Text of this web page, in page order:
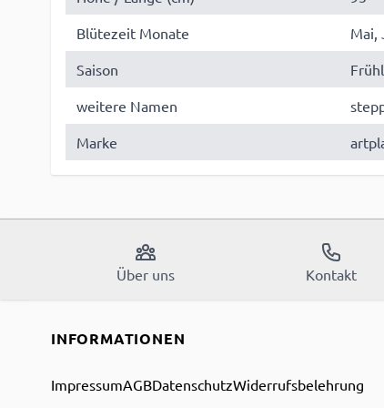
Blütezeit Monate
Mai,
Saison
weitere Namen
Marke
Über uns Kontakt
INFORMATIONEN
ImpressumAGBDatenschutzWiderrufsbelehrung